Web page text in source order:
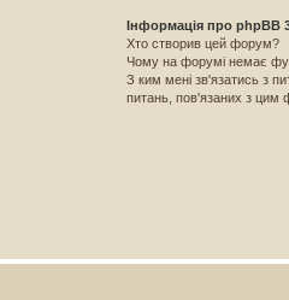
Інформація про phpBB
Хто створив цей форум?
Чому на форумі немає
З ким мені зв'язатись з
питань, пов'язаних з